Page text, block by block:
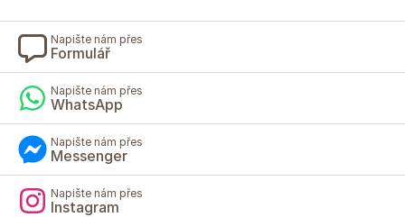
Napište nám přes
Formulář
Napište nám přes
WhatsApp
Napište nám přes
Messenger
Napište nám přes
Instagram